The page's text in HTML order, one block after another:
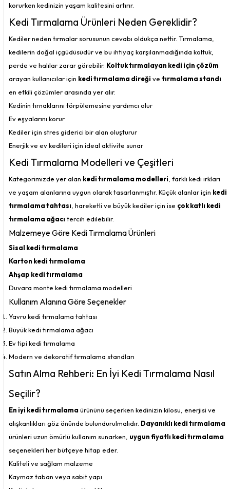
korurken kedinizin yaşam kalitesini artırır.
Kedi Tırmalama Ürünleri Neden Gereklidir?
Kediler neden tırmalar sorusunun cevabı oldukça nettir. Tırmalama,
kedilerin doğal içgüdüsüdür ve bu ihtiyaç karşılanmadığında koltuk,
perde ve halılar zarar görebilir. Koltuk tırmalayan kedi için çözüm
arayan kullanıcılar için kedi tırmalama direği ve tırmalama standı
en etkili çözümler arasında yer alır.
Kedinin tırnaklarını törpülemesine yardımcı olur
Ev eşyalarını korur
Kediler için stres giderici bir alan oluşturur
Enerjik ve ev kedileri için ideal aktivite sunar
Kedi Tırmalama Modelleri ve Çeşitleri
Kategorimizde yer alan kedi tırmalama modelleri , farklı kedi ırkları
ve yaşam alanlarına uygun olarak tasarlanmıştır. Küçük alanlar için kedi
tırmalama tahtası , hareketli ve büyük kediler için ise çok katlı kedi
tırmalama ağacı tercih edilebilir.
Malzemeye Göre Kedi Tırmalama Ürünleri
Sisal kedi tırmalama
Karton kedi tırmalama
Ahşap kedi tırmalama
Duvara monte kedi tırmalama modelleri
Kullanım Alanına Göre Seçenekler
Yavru kedi tırmalama tahtası
Büyük kedi tırmalama ağacı
Ev tipi kedi tırmalama
Modern ve dekoratif tırmalama standları
Satın Alma Rehberi: En İyi Kedi Tırmalama Nasıl
Seçilir?
En iyi kedi tırmalamaürününü seçerken kedinizin kilosu, enerjisi ve
alışkanlıkları göz önünde bulundurulmalıdır. Dayanıklı kedi tırmalama
ürünleri uzun ömürlü kullanım sunarken, uygun fiyatlı kedi tırmalama
seçenekleri her bütçeye hitap eder.
Kaliteli ve sağlam malzeme
Kaymaz taban veya sabit yapı